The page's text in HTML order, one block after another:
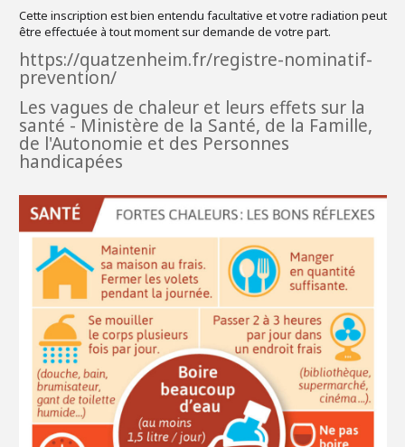
Cette inscription est bien entendu facultative et votre radiation peut
être effectuée à tout moment sur demande de votre part.
https://quatzenheim.fr/registre-nominatif-
prevention/
Les vagues de chaleur et leurs effets sur la
santé - Ministère de la Santé, de la Famille,
de l'Autonomie et des Personnes
handicapées